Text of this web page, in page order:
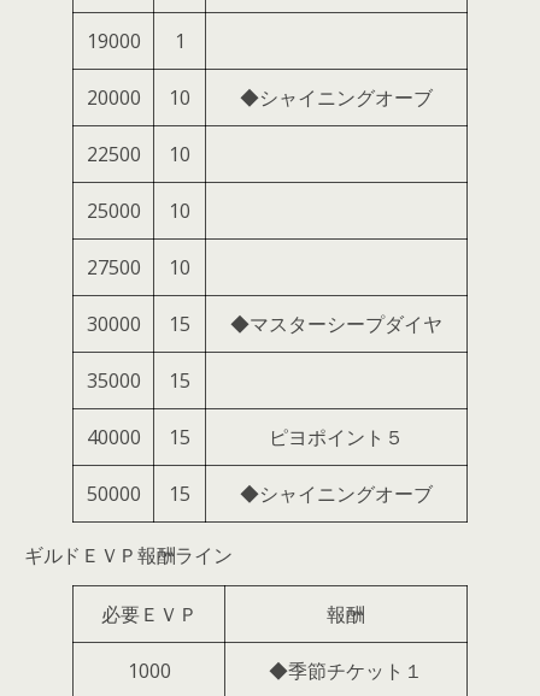
19000 1
20000 10 ◆シャイニングオーブ
22500 10
25000 10
27500 10
30000 15 ◆マスターシープダイヤ
35000 15
40000 15 ピヨポイント５
50000 15 ◆シャイニングオーブ
ギルドＥＶＰ報酬ライン
必要ＥＶＰ 報酬
1000 ◆季節チケット１